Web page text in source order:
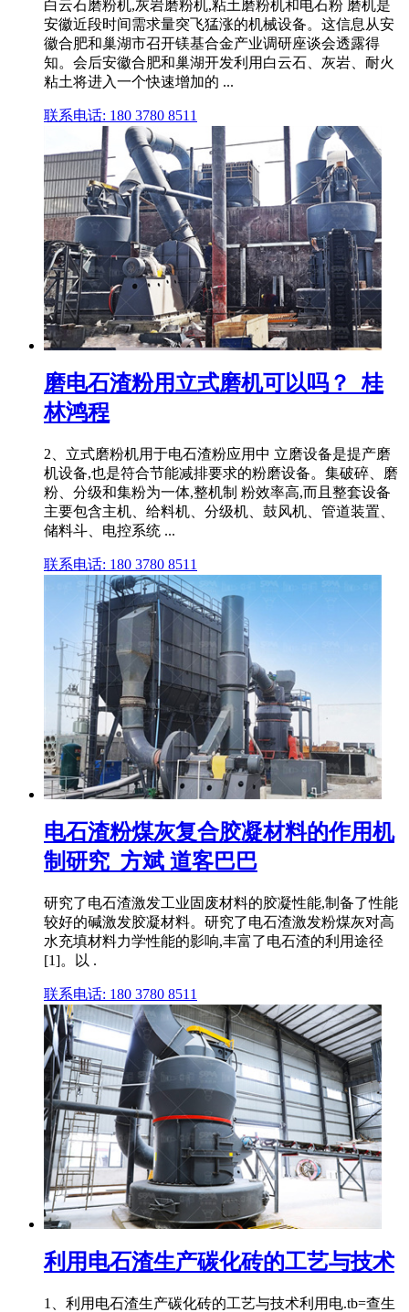
白云石磨粉机,灰岩磨粉机,粘土磨粉机和电石粉 磨机是
安徽近段时间需求量突飞猛涨的机械设备。这信息从安
徽合肥和巢湖市召开镁基合金产业调研座谈会透露得
知。会后安徽合肥和巢湖开发利用白云石、灰岩、耐火
粘土将进入一个快速增加的 ...
联系电话: 180 3780 8511
磨电石渣粉用立式磨机可以吗？_桂
林鸿程
2、立式磨粉机用于电石渣粉应用中 立磨设备是提产磨
机设备,也是符合节能减排要求的粉磨设备。集破碎、磨
粉、分级和集粉为一体,整机制 粉效率高,而且整套设备
主要包含主机、给料机、分级机、鼓风机、管道装置、
储料斗、电控系统 ...
联系电话: 180 3780 8511
电石渣粉煤灰复合胶凝材料的作用机
制研究_方斌 道客巴巴
研究了电石渣激发工业固废材料的胶凝性能,制备了性能
较好的碱激发胶凝材料。研究了电石渣激发粉煤灰对高
水充填材料力学性能的影响,丰富了电石渣的利用途径
[1]。以 .
联系电话: 180 3780 8511
利用电石渣生产碳化砖的工艺与技术
1、利用电石渣生产碳化砖的工艺与技术利用电.tb=查生